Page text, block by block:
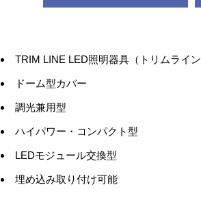
TRIM LINE LED照明器具（トリムライン
ドーム型カバー
調光兼用型
ハイパワー・コンパクト型
LEDモジュール交換型
埋め込み取り付け可能